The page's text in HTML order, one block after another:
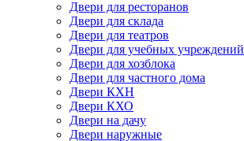
Двери для ресторанов
Двери для склада
Двери для театров
Двери для учебных учреждений
Двери для хозблока
Двери для частного дома
Двери КХН
Двери КХО
Двери на дачу
Двери наружные